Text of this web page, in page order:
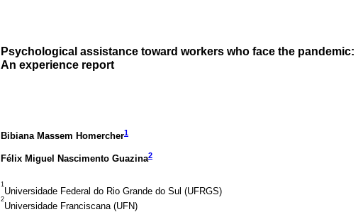
Psychological assistance toward workers who face the pandemic:
An experience report
Bibiana Massem Homercher1
Félix Miguel Nascimento Guazina2
1
Universidade Federal do Rio Grande do Sul (UFRGS)
2
Universidade Franciscana (UFN)